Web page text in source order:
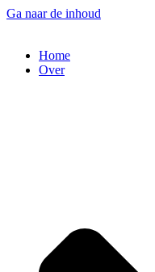
Ga naar de inhoud
Home
Over